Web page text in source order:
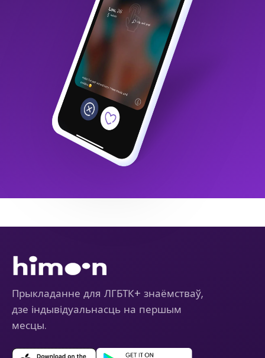
Прыкладанне для ЛГБТК+ знаёмстваў,
дзе індывідуальнасць на першым
месцы.